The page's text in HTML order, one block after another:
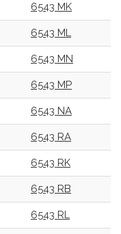
6543 MK
6543 ML
6543 MN
6543 MP
6543 NA
6543 RA
6543 RK
6543 RB
6543 RL